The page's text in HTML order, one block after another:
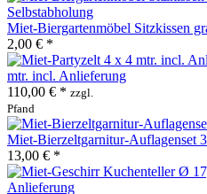
Miet-Biergartenmöbel Sitzkissen
2,00 € *
mtr. incl. Anlieferung
110,00 € * zzgl.
Pfand
Miet-Bierzeltgarnitur-Auflagenset
13,00 € *